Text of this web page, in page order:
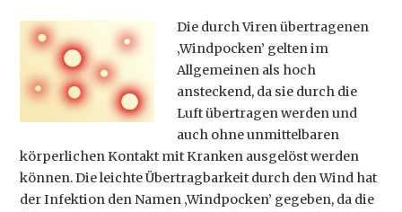
Die durch Viren übertragenen
‚Windpocken’ gelten im
Allgemeinen als hoch
ansteckend, da sie durch die
Luft übertragen werden und
auch ohne unmittelbaren
körperlichen Kontakt mit Kranken ausgelöst werden
können. Die leichte Übertragbarkeit durch den Wind hat
der Infektion den Namen ‚Windpocken’ gegeben, da die